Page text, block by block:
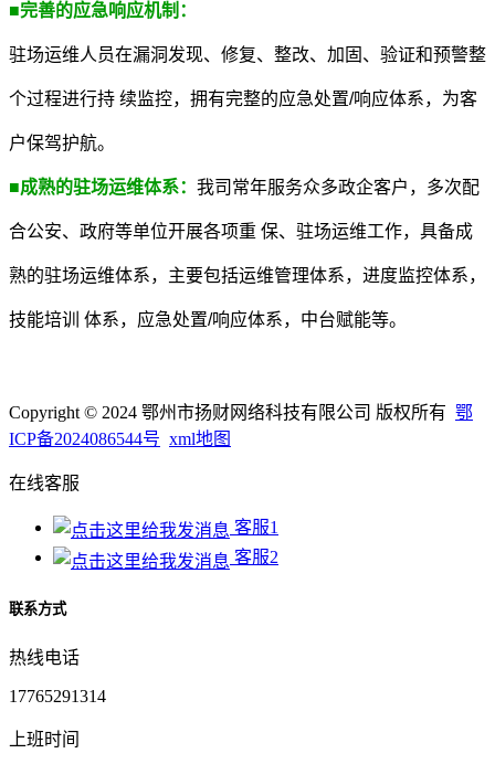
■完善的应急响应机制：
驻场运维人员在漏洞发现、修复、整改、加固、验证和预警整
个过程进行持 续监控，拥有完整的应急处置/响应体系，为客
户保驾护航。
■成熟的驻场运维体系： 我司 常年服务众多政企客户，多次配
合公安、政府等单位开展各项重 保、驻场运维工作，具备成
熟的驻场运维体系，主要包括运维管理体系，进度监控体系，
技能培训 体系，应急处置/响应体系，中台赋能等。
Copyright © 2024 鄂州市扬财网络科技有限公司 版权所有 鄂
ICP备2024086544号 xml地图
在线客服
客服1
客服2
联系方式
热线电话
17765291314
上班时间